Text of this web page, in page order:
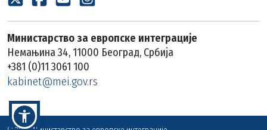
Министарство за европске интеграције
Немањина 34, 11000 Београд, Србија
+381 (0)11 3061 100
kabinet@mei.gov.rs